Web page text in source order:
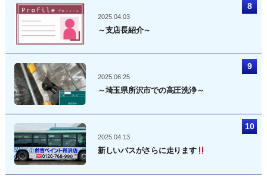
2025.04.03
～支店長紹介～
2025.06.25
～埼玉県所沢市での高圧洗浄～
2025.04.13
新しいバスがさらに走ります